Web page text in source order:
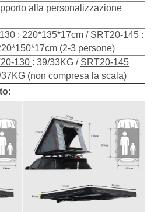
alla personalizzazione
: 220*135*17cm / SRT20-145 :
(2-3 persone)
130 : 39/33KG / SRT20-145
37KG (non compresa la scala)